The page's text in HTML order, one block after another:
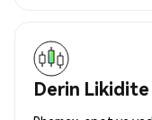
Derin Likidite